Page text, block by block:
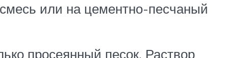
или на цементно-песчаный
просеянный песок. Раствор